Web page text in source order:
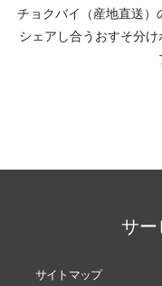
チョクバイ（産地直送）
シェアし合う おすそ分
サ
サイトマップ